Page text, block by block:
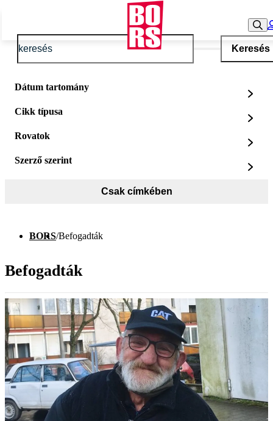
Keresés
Dátum tartomány
Cikk típusa
Rovatok
Szerző szerint
Csak címkében
BORS/Befogadták
Befogadták